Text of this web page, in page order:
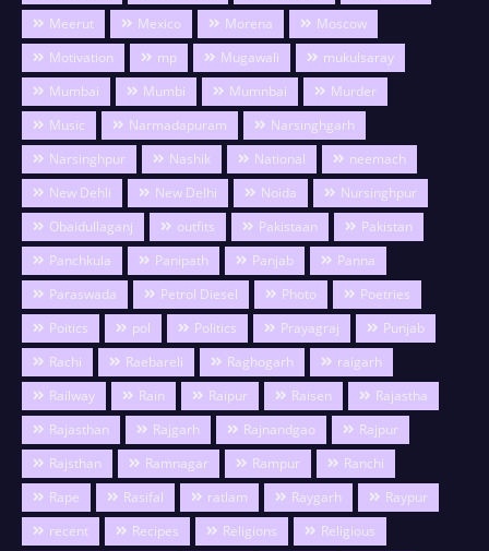
Meerut
Mexico Morena
Moscow
Motivation
mp Mugawali
mukulsaray
Mumbai
Mumbi Mumnbai
Murder
Music
Narmadapuram
Narsinghgarh
Narsinghpur
Nashik National
neemach
New Dehli
New Delhi Noida
Nursinghpur
Obaidullaganj
outfits Pakistaan
Pakistan
Panchkula
Panipath Panjab
Panna
Paraswada
Petrol Diesel Photo
Poetries
Poitics
pol Politics Prayagraj
Punjab
Rachi
Raebareli Raghogarh
raigarh
Railway
Rain Raipur Raisen
Rajastha
Rajasthan
Rajgarh Rajnandgao
Rajpur
Rajsthan
Ramnagar Rampur
Ranchi
Rape
Rasifal ratlam Raygarh
Raypur
recent
Recipes Religions
Religious